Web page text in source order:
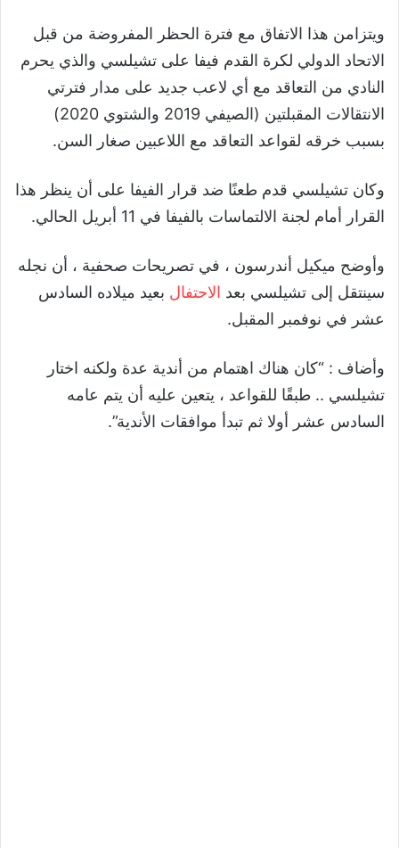
ويتزامن هذا الاتفاق مع فترة الحظر المفروضة من قبل
الاتحاد الدولي لكرة القدم فيفا على تشيلسي والذي يحرم
النادي من التعاقد مع أي لاعب جديد على مدار فترتي
الانتقالات المقبلتين (الصيفي 2019 والشتوي 2020)
بسبب خرقه لقواعد التعاقد مع اللاعبين صغار السن.
وكان تشيلسي قدم طعنًا ضد قرار الفيفا على أن ينظر هذا
القرار أمام لجنة الالتماسات بالفيفا في 11 أبريل الحالي.
وأوضح ميكيل أندرسون ، في تصريحات صحفية ، أن نجله
سينتقل إلى تشيلسي بعد الاحتفال بعيد ميلاده السادس
عشر في نوفمبر المقبل.
وأضاف : “كان هناك اهتمام من أندية عدة ولكنه اختار
تشيلسي .. طبقًا للقواعد ، يتعين عليه أن يتم عامه
السادس عشر أولا ثم تبدأ موافقات الأندية”.